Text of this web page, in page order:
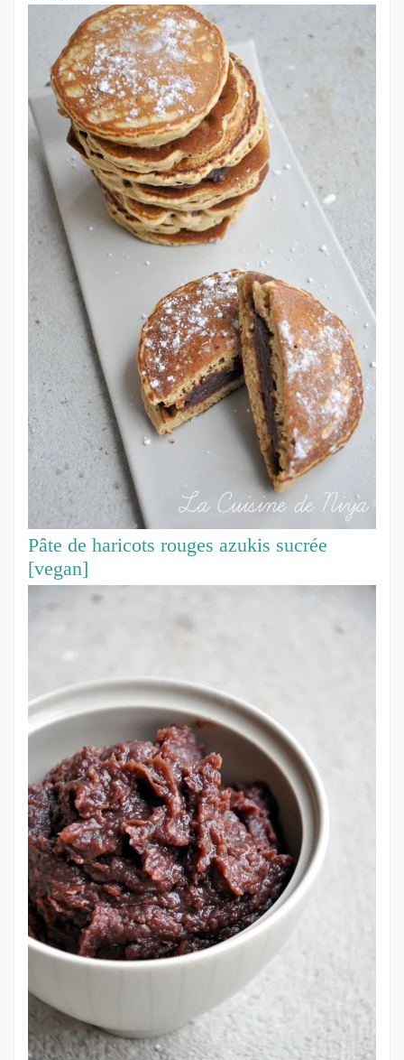
Pâte de haricots rouges azukis sucrée
[vegan]